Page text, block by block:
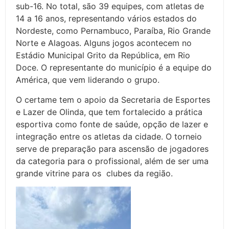
sub-16. No total, são 39 equipes, com atletas de
14 a 16 anos, representando vários estados do
Nordeste, como Pernambuco, Paraíba, Rio Grande
Norte e Alagoas. Alguns jogos acontecem no
Estádio Municipal Grito da República, em Rio
Doce. O representante do município é a equipe do
América, que vem liderando o grupo.
O certame tem o apoio da Secretaria de Esportes
e Lazer de Olinda, que tem fortalecido a prática
esportiva como fonte de saúde, opção de lazer e
integração entre os atletas da cidade. O torneio
serve de preparação para ascensão de jogadores
da categoria para o profissional, além de ser uma
grande vitrine para os clubes da região.